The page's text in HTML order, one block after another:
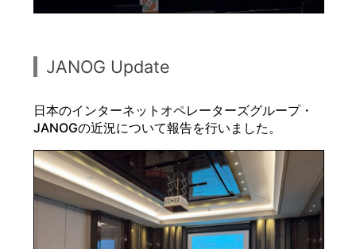
JANOG Update
日本のインターネットオペレーターズグループ・
JANOGの近況について報告を行いました。